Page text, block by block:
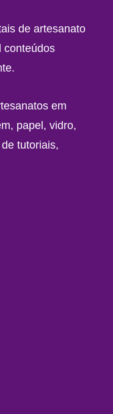
de artesanato
conteúdos
em
papel, vidro,
tutoriais,